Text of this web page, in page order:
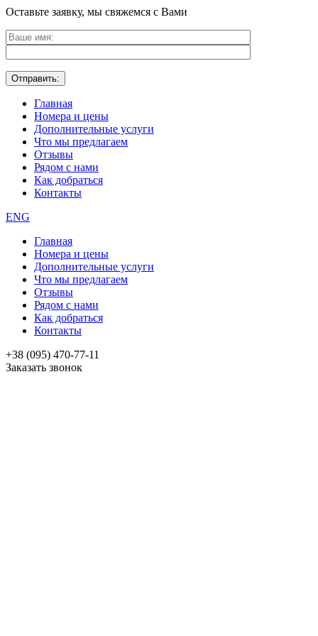
Оставьте заявку, мы свяжемся с Вами
Главная
Номера и цены
Дополнительные услуги
Что мы предлагаем
Отзывы
Рядом с нами
Как добраться
Контакты
ENG
Главная
Номера и цены
Дополнительные услуги
Что мы предлагаем
Отзывы
Рядом с нами
Как добраться
Контакты
+38 (095) 470-77-11
Заказать звонок